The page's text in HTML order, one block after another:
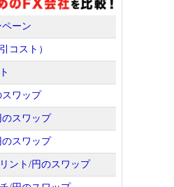
ーン
コスト）
スワップ
のスワップ
スワップ
ント/円のスワップ